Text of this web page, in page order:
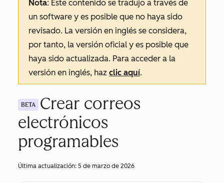
Nota: Este contenido se tradujo a través de
un software y es posible que no haya sido
revisado. La versión en inglés se considera,
por tanto, la versión oficial y es posible que
haya sido actualizada. Para acceder a la
versión en inglés, haz clic aquí.
BETA
Crear correos
electrónicos
programables
Última actualización: 5 de marzo de 2026